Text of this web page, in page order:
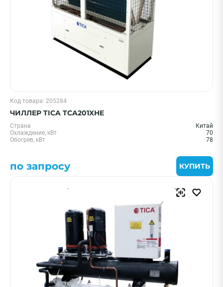
Код товара: 205284
ЧИЛЛЕР TICA TCA201XHE
Страна
Китай
Охлаждение, кВт
70
Обогрев, кВт
78
по запросу КУПИТЬ